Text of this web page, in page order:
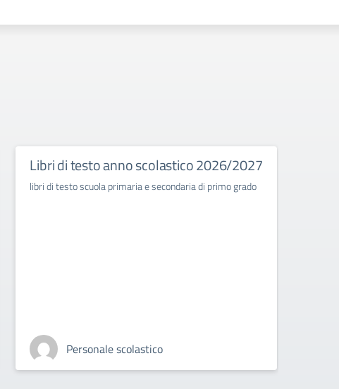
Libri di testo anno scolastico 2026/2027
libri di testo scuola primaria e secondaria di primo grado
Personale scolastico